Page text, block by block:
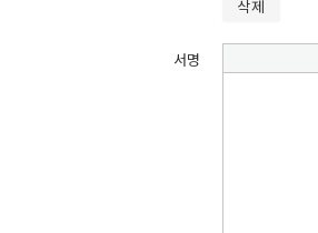
이용자의 개인정보는 원칙적으로 개인정보의
명시한 기간 동안 보존합니다.
서명